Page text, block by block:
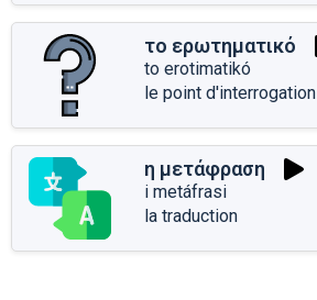
το ερωτηματικό
to erotimatikó
le point d'interrogation
η μετάφραση
i metáfrasi
la traduction